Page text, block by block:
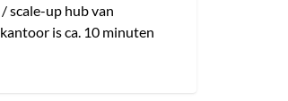
scale-up hub van
is ca. 10 minuten